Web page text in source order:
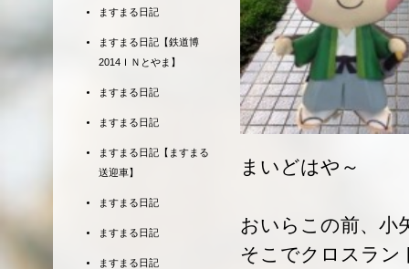
まいどはや～
おいらこの前、小
そこでクロスラン
ますまる日記
ますまる日記【鉄道博
2014ＩＮとやま】
ますまる日記
ますまる日記
ますまる日記【ますまる
送迎車】
ますまる日記
ますまる日記
ますまる日記